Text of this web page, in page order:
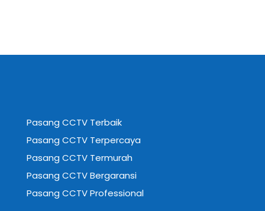
Pasang CCTV Terbaik
Pasang CCTV Terpercaya
Pasang CCTV Termurah
Pasang CCTV Bergaransi
Pasang CCTV Professional